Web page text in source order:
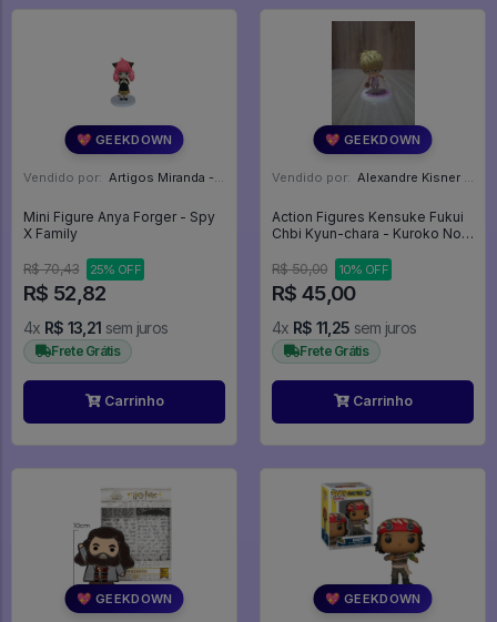
💖 GEEKDOWN
Vendido por: Artigos Miranda - RJ
Mini Figure Anya Forger - Spy
X Family
R$ 70,43 25% OFF
R$ 52,82
4x R$ 13,21 sem juros
Frete Grátis
Carrinho
💖 GEEKDOWN
Vendido por: Alexandre Kisner - PR
Action Figures Kensuke Fukui
Chbi Kyun-chara - Kuroko No
R$ 50,00
10% OFF
R$ 45,00
4x R$ 11,25 sem juros
Frete Grátis
Carrinho
💖 GEEKDOWN 💖 GEEKDOWN